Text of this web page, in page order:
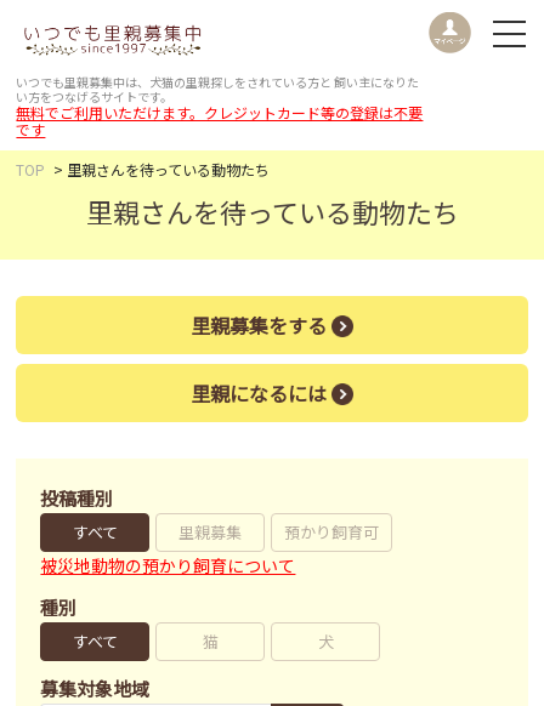
いつでも里親募集中は、犬猫の里親探しをされている方と 飼い主になりた
い方をつなげるサイトです。
無料でご利用いただけます。クレジットカード等の登録は不要
です
TOP
里親さんを待っている動物たち
里親さんを待っている動物たち
里親募集をする
里親になるには
投稿種別
すべて 里親募集 預かり飼育可
被災地動物の預かり飼育について
種別
すべて 猫 犬
募集対象地域